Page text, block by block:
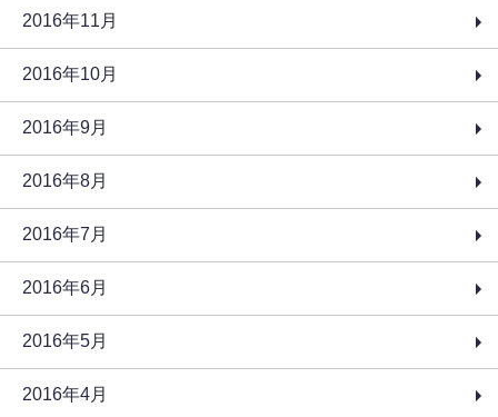
2016年11月
2016年10月
2016年9月
2016年8月
2016年7月
2016年6月
2016年5月
2016年4月